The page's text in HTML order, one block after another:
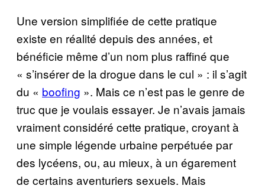
Une version simplifiée de cette pratique
existe en réalité depuis des années, et
bénéficie même d’un nom plus raffiné que
« s’insérer de la drogue dans le cul » : il s’agit
du « boofing ». Mais ce n’est pas le genre de
truc que je voulais essayer. Je n’avais jamais
vraiment considéré cette pratique, croyant à
une simple légende urbaine perpétuée par
des lycéens, ou, au mieux, à un égarement
de certains aventuriers sexuels. Mais